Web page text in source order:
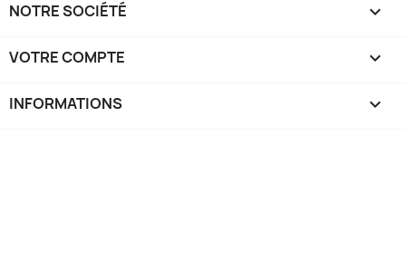
NOTRE SOCIÉTÉ 
VOTRE COMPTE 
INFORMATIONS keyboard_arrow_down